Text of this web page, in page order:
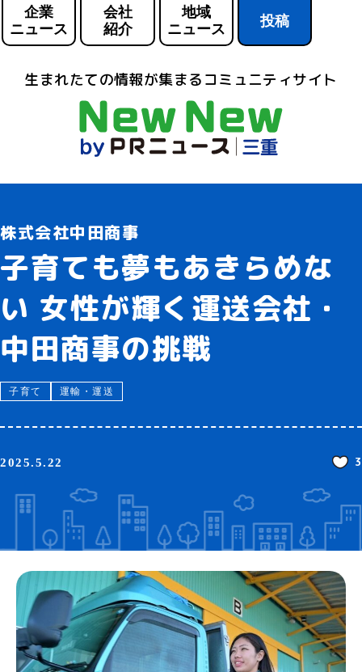
生まれたての情報が集まるコミュニティサイト
企業
ニュース
会社
紹介
地域
ニュース
投稿
株式会社中田商事
子育ても夢もあきらめな
い 女性が輝く運送会社・
中田商事の挑戦
子育て 運輸・運送
2025.5.22 3